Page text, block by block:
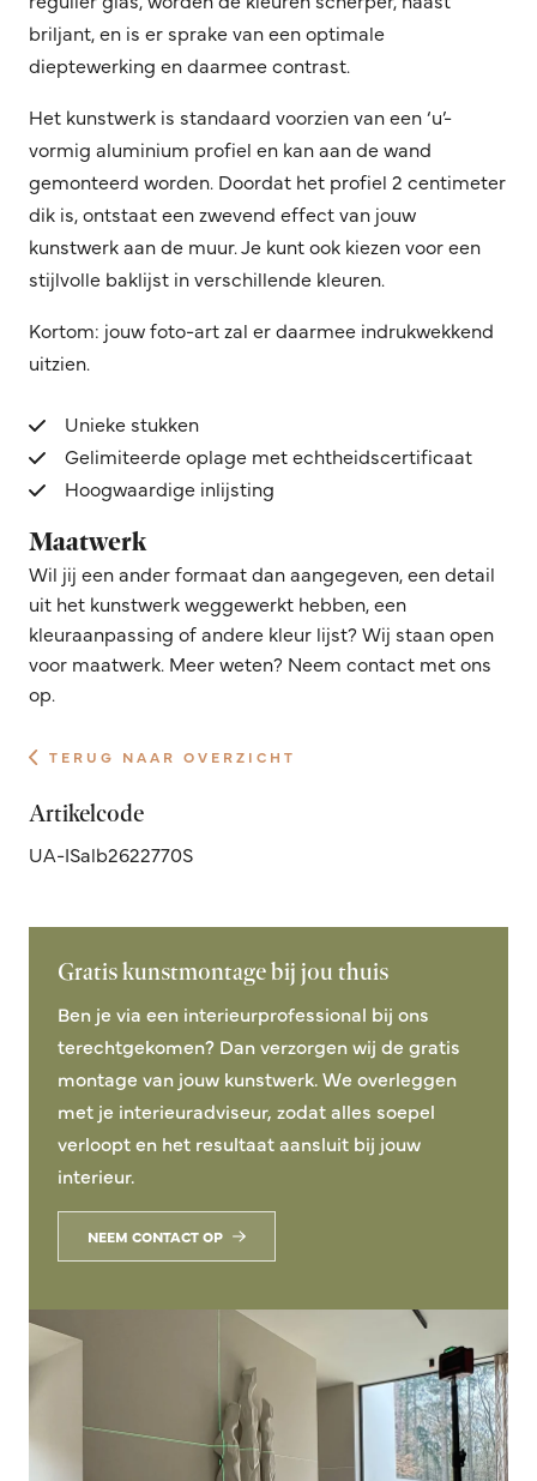
briljant, en is er sprake van een optimale
dieptewerking en daarmee contrast.
Het kunstwerk is standaard voorzien van een ‘u’-
vormig aluminium profiel en kan aan de wand
gemonteerd worden. Doordat het profiel 2 centimeter
dik is, ontstaat een zwevend effect van jouw
kunstwerk aan de muur. Je kunt ook kiezen voor een
stijlvolle baklijst in verschillende kleuren.
Kortom: jouw foto-art zal er daarmee indrukwekkend
uitzien.
Unieke stukken
Gelimiteerde oplage met echtheidscertificaat
Hoogwaardige inlijsting
Maatwerk
Wil jij een ander formaat dan aangegeven, een detail
uit het kunstwerk weggewerkt hebben, een
kleuraanpassing of andere kleur lijst? Wij staan open
voor maatwerk. Meer weten? Neem contact met ons
op.
TERUG NAAR OVERZICHT
Artikelcode
UA-ISalb2622770S
Gratis kunstmontage bij jou thuis
Ben je via een interieurprofessional bij ons
terechtgekomen? Dan verzorgen wij de gratis
montage van jouw kunstwerk. We overleggen
met je interieuradviseur, zodat alles soepel
verloopt en het resultaat aansluit bij jouw
interieur.
NEEM CONTACT OP